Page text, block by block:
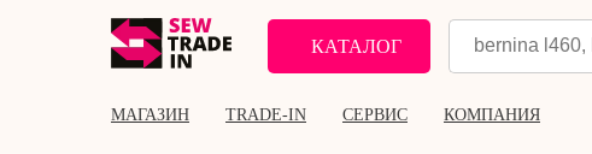
КАТАЛОГ
МАГАЗИН TRADE-IN СЕРВИС КОМПАНИЯ